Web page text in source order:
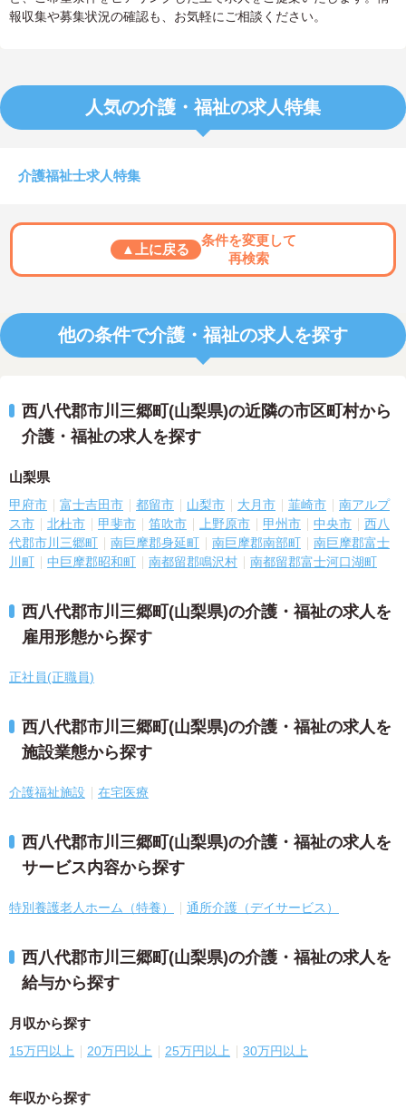
報収集や募集状況の確認も、お気軽にご相談ください。
人気の介護・福祉の求人特集
介護福祉士求人特集
▲上に戻る
条件を変更して
再検索
他の条件で介護・福祉の求人を探す
西八代郡市川三郷町(山梨県)の近隣の市区町村から
介護・福祉の求人を探す
山梨県
甲府市 富士吉田市 都留市 山梨市 大月市 韮崎市
南アルプ
ス市
北杜市 甲斐市 笛吹市 上野原市 甲州市 中央市
西八
代郡市川三郷町
南巨摩郡身延町 南巨摩郡南部町
南巨摩郡富士
川町
中巨摩郡昭和町 南都留郡鳴沢村 南都留郡富士河口湖町
西八代郡市川三郷町(山梨県)の介護・福祉の求人を
雇用形態から探す
正社員(正職員)
西八代郡市川三郷町(山梨県)の介護・福祉の求人を
施設業態から探す
介護福祉施設 在宅医療
西八代郡市川三郷町(山梨県)の介護・福祉の求人を
サービス内容から探す
特別養護老人ホーム（特養） 通所介護（デイサービス）
西八代郡市川三郷町(山梨県)の介護・福祉の求人を
給与から探す
月収から探す
15万円以上 20万円以上 25万円以上 30万円以上
年収から探す